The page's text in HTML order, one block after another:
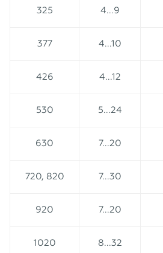
325 4...9
377 4...10
426 4...12
530 5...24
630 7...20
720, 820 7...30
920 7...20
1020 8...32